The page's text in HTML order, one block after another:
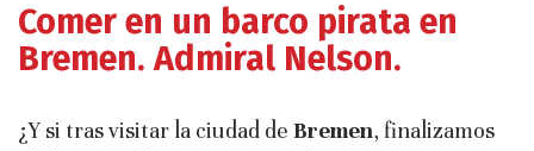
Comer en un barco pirata en
Bremen. Admiral Nelson.
¿Y si tras visitar la ciudad de Bremen, finalizamos